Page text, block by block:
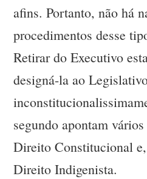
afins. Portanto, não há
procedimentos desse
Retirar do Executivo
designá-la ao
segundo apontam
Direito Constitucional
Direito Indigenista.